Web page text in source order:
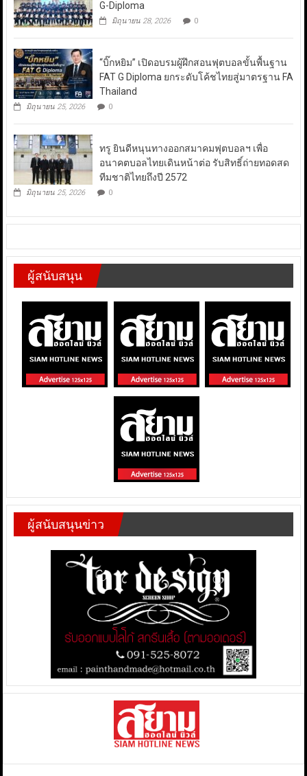
G-Diploma
มิถุนายน 28, 2026 0
“บิ๊กหยิม” เปิดอบรมผู้ฝึกสอนฟุตบอลขั้นพื้นฐาน
FAT G Diploma ยกระดับโค้ชไทยสู่มาตรฐาน FA
Thailand
มิถุนายน 25, 2026 0
ทรู ยินดีหนุนทางออกสมาคมฟุตบอลฯ เพื่อ
อนาคตบอลไทยเดินหน้าต่อ รับสิทธิ์ถ่ายทอดสด
ทีมชาติไทยถึงปี 2572
มิถุนายน 25, 2026 0
ผู้สนับสนุน
ผู้สนับสนุนข่าว